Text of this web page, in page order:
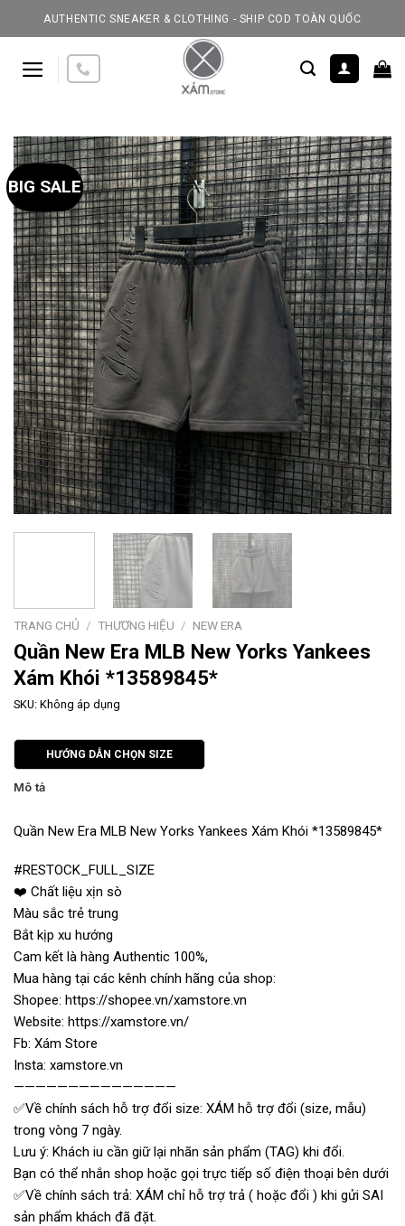
to
AUTHENTIC SNEAKER & CLOTHING - SHIP COD TOÀN QUỐC
BIG SALE
TRANG CHỦ / THƯƠNG HIỆU / NEW ERA
Quần New Era MLB New Yorks Yankees
Xám Khói *13589845*
SKU: Không áp dụng
HƯỚNG DẪN CHỌN SIZE
Mô tả
Quần New Era MLB New Yorks Yankees Xám Khói *13589845*
#RESTOCK_FULL_SIZE
❤️ Chất liệu xịn sò
Màu sắc trẻ trung
Bắt kịp xu hướng
Cam kết là hàng Authentic 100%,
Mua hàng tại các kênh chính hãng của shop:
Shopee: https://shopee.vn/xamstore.vn
Website: https://xamstore.vn/
Fb: Xám Store
Insta: xamstore.vn
———————————————
✅Về chính sách hỗ trợ đổi size: XÁM hỗ trợ đổi (size, mẫu)
trong vòng 7 ngày.
Lưu ý: Khách iu cần giữ lại nhãn sản phẩm (TAG) khi đổi.
Bạn có thể nhắn shop hoặc gọi trực tiếp số điện thoại bên dưới
✅Về chính sách trả: XÁM chỉ hỗ trợ trả ( hoặc đổi ) khi gửi SAI
sản phẩm khách đã đặt.